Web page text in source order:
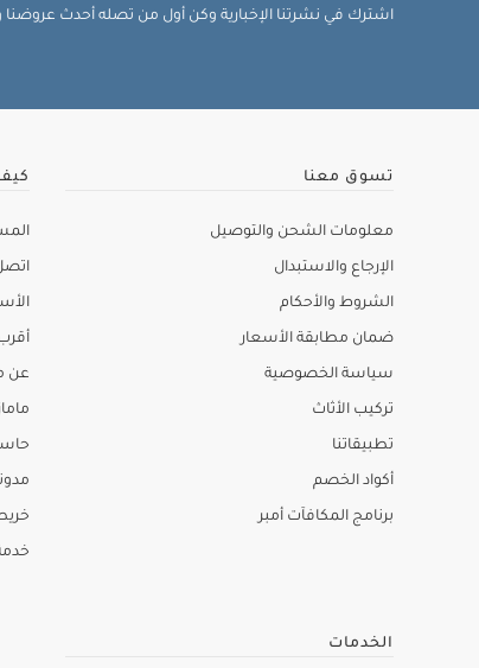
اشترك في نشرتنا الإخبارية وكن أول من تصله أحدث عروضنا
تسوق معنا
معلومات الشحن والتوصيل
الإرجاع والاستبدال
الشروط والأحكام
ضمان مطابقة الأسعار
سياسة الخصوصية
تركيب الأثاث
تطبيقاتنا
أكواد الخصم
برنامج المكافآت أمبر
عن
الخدمات